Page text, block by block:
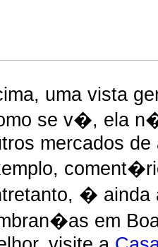
uma vista
se v�, ela
mercados
� ainda
em